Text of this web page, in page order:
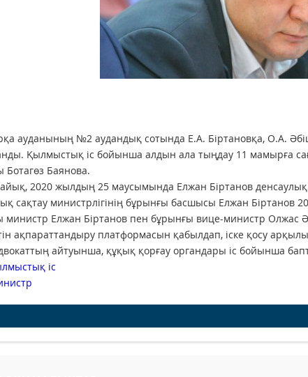
ауданының №2 аудандық сотында Е.А. Біртановқа, О.А.
Қылмыстық іс бойынша алдын ала тыңдау 11 мамырға
Ботагөз Баянова.
2020 жылдың 25 маусымында Елжан Біртанов
сақтау министрлігінің бұрынғы басшысы Елжан
министр Елжан Біртанов пен бұрынғы вице-министр Олжас
ақпараттандыру платформасын қабылдап, іске қосу
айтуынша, құқық қорғау органдары іс бойынша
іс